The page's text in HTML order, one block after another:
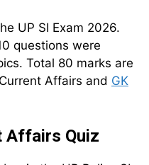
UP SI Exam 2026.
questions were
Total 80 marks are
Affairs and GK
Affairs Quiz